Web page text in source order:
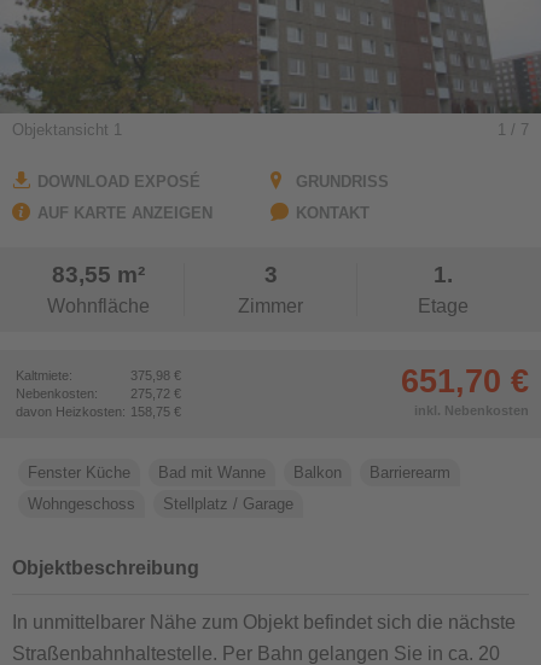
Gera Untermhaus
Gera Ostviertel
JENA
Jena Lobeda
Jena Zentrum
GEWÜNSCHTE AUSSTATTUNG
Küche mit Fenster Bad mit Fenster
Bad mit Wanne
Einbauküche Möbliert
Maisonette
37 TREFFER
Objektansicht 1 1 / 7
DOWNLOAD EXPOSÉ
AUF KARTE ANZEIGEN
GRUNDRISS
KONTAKT
83,55 m²
Wohnfläche
3
Zimmer
1.
Etage
Kaltmiete:
375,98 €
Nebenkosten:
275,72 €
davon Heizkosten: 158,75 €
651,70 €
inkl. Nebenkosten
Fenster Küche Bad mit Wanne Balkon
Barrierearm
Wohngeschoss
Stellplatz / Garage
Objektbeschreibung
In unmittelbarer Nähe zum Objekt befindet sich die nächste
Straßenbahnhaltestelle. Per Bahn gelangen Sie in ca. 20